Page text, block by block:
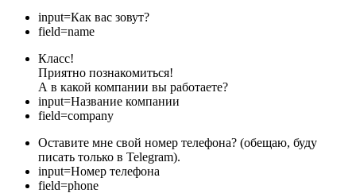
input=Как вас зовут?
field=name
Класс!
Приятно познакомиться!
А в какой компании вы работаете?
input=Название компании
field=company
Оставите мне свой номер телефона? (обещаю, буду
писать только в Telegram).
input=Номер телефона
field=phone